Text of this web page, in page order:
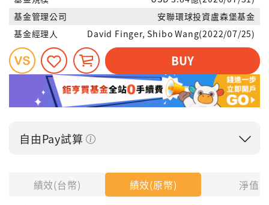
績效(台幣) 績效(原幣)
淨值
基金管理公司
安聯環球投資盧森堡基金
基金經理人
David Finger, Shibo Wang(2022/07/25)
BUY
自由Pay試算